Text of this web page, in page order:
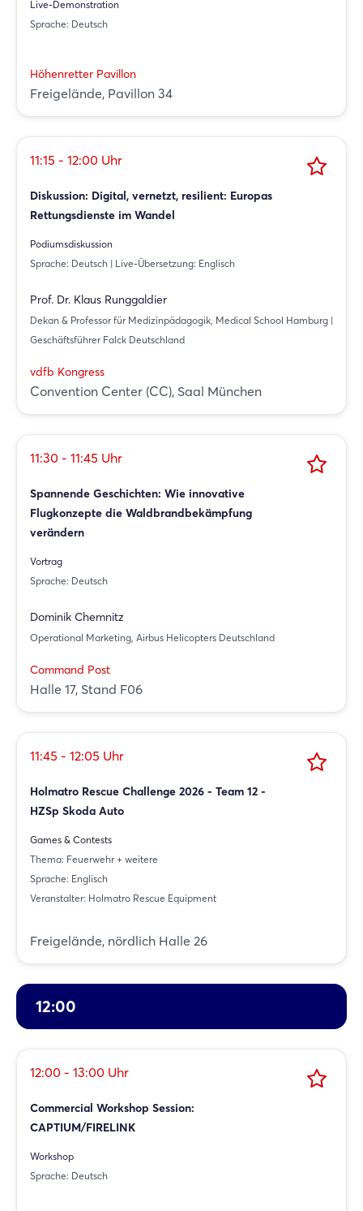
Live-Demonstration
Sprache: Deutsch
Höhenretter Pavillon
Freigelände, Pavillon 34
11:15 - 12:00 Uhr
Diskussion: Digital, vernetzt, resilient: Europas
Rettungsdienste im Wandel
Podiumsdiskussion
Sprache: Deutsch | Live-Übersetzung: Englisch
Prof. Dr. Klaus Runggaldier
Dekan & Professor für Medizinpädagogik, Medical School Hamburg |
Geschäftsführer Falck Deutschland
vdfb Kongress
Convention Center (CC), Saal München
11:30 - 11:45 Uhr
Spannende Geschichten: Wie innovative
Flugkonzepte die Waldbrandbekämpfung
verändern
Vortrag
Sprache: Deutsch
Dominik Chemnitz
Operational Marketing, Airbus Helicopters Deutschland
Command Post
Halle 17, Stand F06
11:45 - 12:05 Uhr
Holmatro Rescue Challenge 2026 - Team 12 -
HZSp Skoda Auto
Games & Contests
Thema: Feuerwehr + weitere
Sprache: Englisch
Veranstalter: Holmatro Rescue Equipment
Freigelände, nördlich Halle 26
12:00
12:00 - 13:00 Uhr
Commercial Workshop Session:
CAPTIUM/FIRELINK
Workshop
Sprache: Deutsch